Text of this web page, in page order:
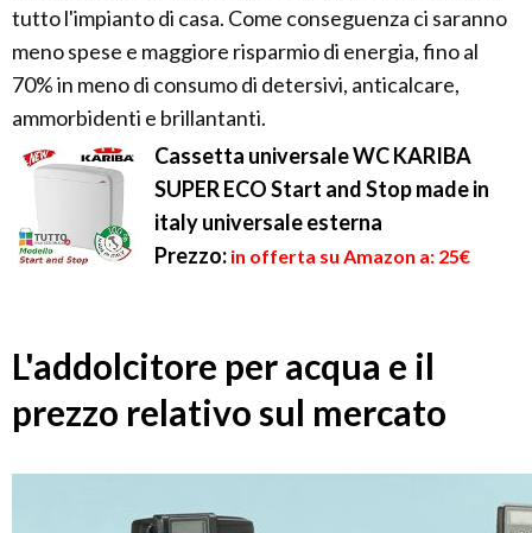
tutto l'impianto di casa. Come conseguenza ci saranno
meno spese e maggiore risparmio di energia, fino al
70% in meno di consumo di detersivi, anticalcare,
ammorbidenti e brillantanti.
Cassetta universale WC KARIBA
SUPER ECO Start and Stop made in
italy universale esterna
Prezzo: in offerta su Amazon a: 25€
L'addolcitore per acqua e il
prezzo relativo sul mercato